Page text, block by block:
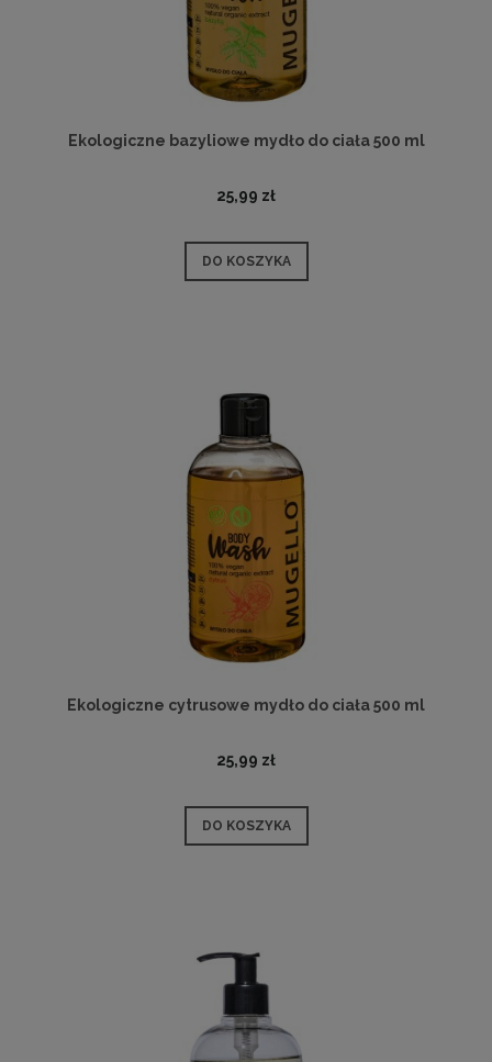
Ekologiczne bazyliowe mydło do ciała 500 ml
25,99 zł
DO KOSZYKA
Ekologiczne cytrusowe mydło do ciała 500 ml
25,99 zł
DO KOSZYKA